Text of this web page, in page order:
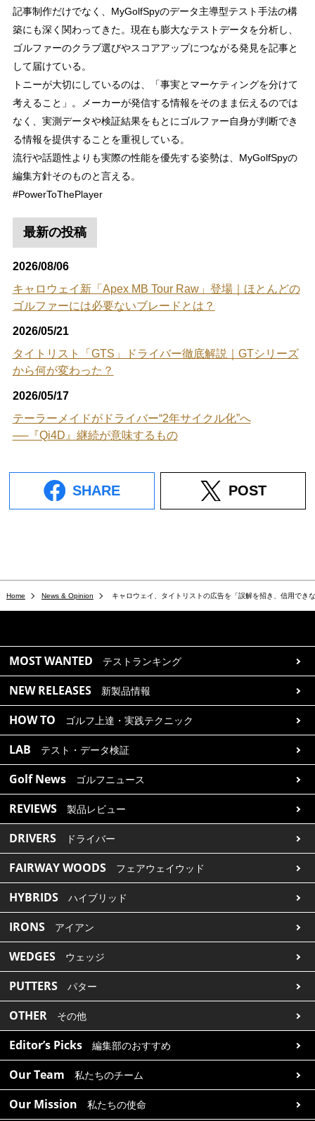
記事制作だけでなく、MyGolfSpyのデータ主導型テスト手法の構
築にも深く関わってきた。現在も膨大なテストデータを分析し、
ゴルファーのクラブ選びやスコアアップにつながる発見を記事と
して届けている。
トニーが大切にしているのは、「事実とマーケティングを分けて
考えること」。メーカーが発信する情報をそのまま伝えるのでは
なく、実測データや検証結果をもとにゴルファー自身が判断でき
る情報を提供することを重視している。
流行や話題性よりも実際の性能を優先する姿勢は、MyGolfSpyの
編集方針そのものと言える。
#PowerToThePlayer
最新の投稿
2026/08/06
キャロウェイ新「Apex MB Tour Raw」登場｜ほとんどの
ゴルファーには必要ないブレードとは？
2026/05/21
タイトリスト「GTS」ドライバー徹底解説｜GTシリーズ
から何が変わった？
2026/05/17
テーラーメイドがドライバー“2年サイクル化”へ
──『Qi4D』継続が意味するもの
SHARE POST
Home News & Opinion キャロウェイ、タイトリストの広告を「誤解を招き、信用でき
MOST WANTED テストランキング
NEW RELEASES 新製品情報
HOW TO ゴルフ上達・実践テクニック
LAB テスト・データ検証
Golf News ゴルフニュース
REVIEWS 製品レビュー
DRIVERS ドライバー
FAIRWAY WOODS フェアウェイウッド
HYBRIDS ハイブリッド
IRONS アイアン
WEDGES ウェッジ
PUTTERS パター
OTHER その他
Editor’s Picks 編集部のおすすめ
Our Team 私たちのチーム
Our Mission 私たちの使命